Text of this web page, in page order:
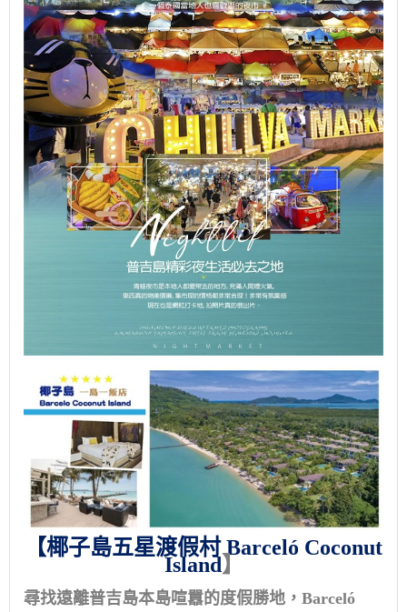
【椰子島五星渡假村 Barceló Coconut
Island】
尋找遠離普吉島本島喧囂的度假勝地，Barceló